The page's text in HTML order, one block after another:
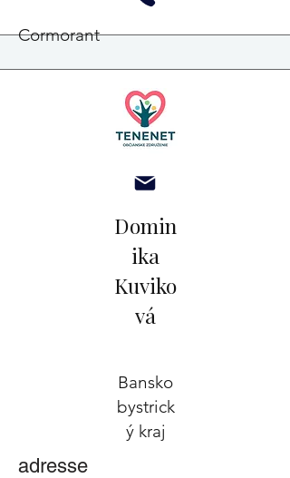
Cormorant
Domin
ika
Kuviko
vá
Bansko
bystrick
ý kraj
adresse